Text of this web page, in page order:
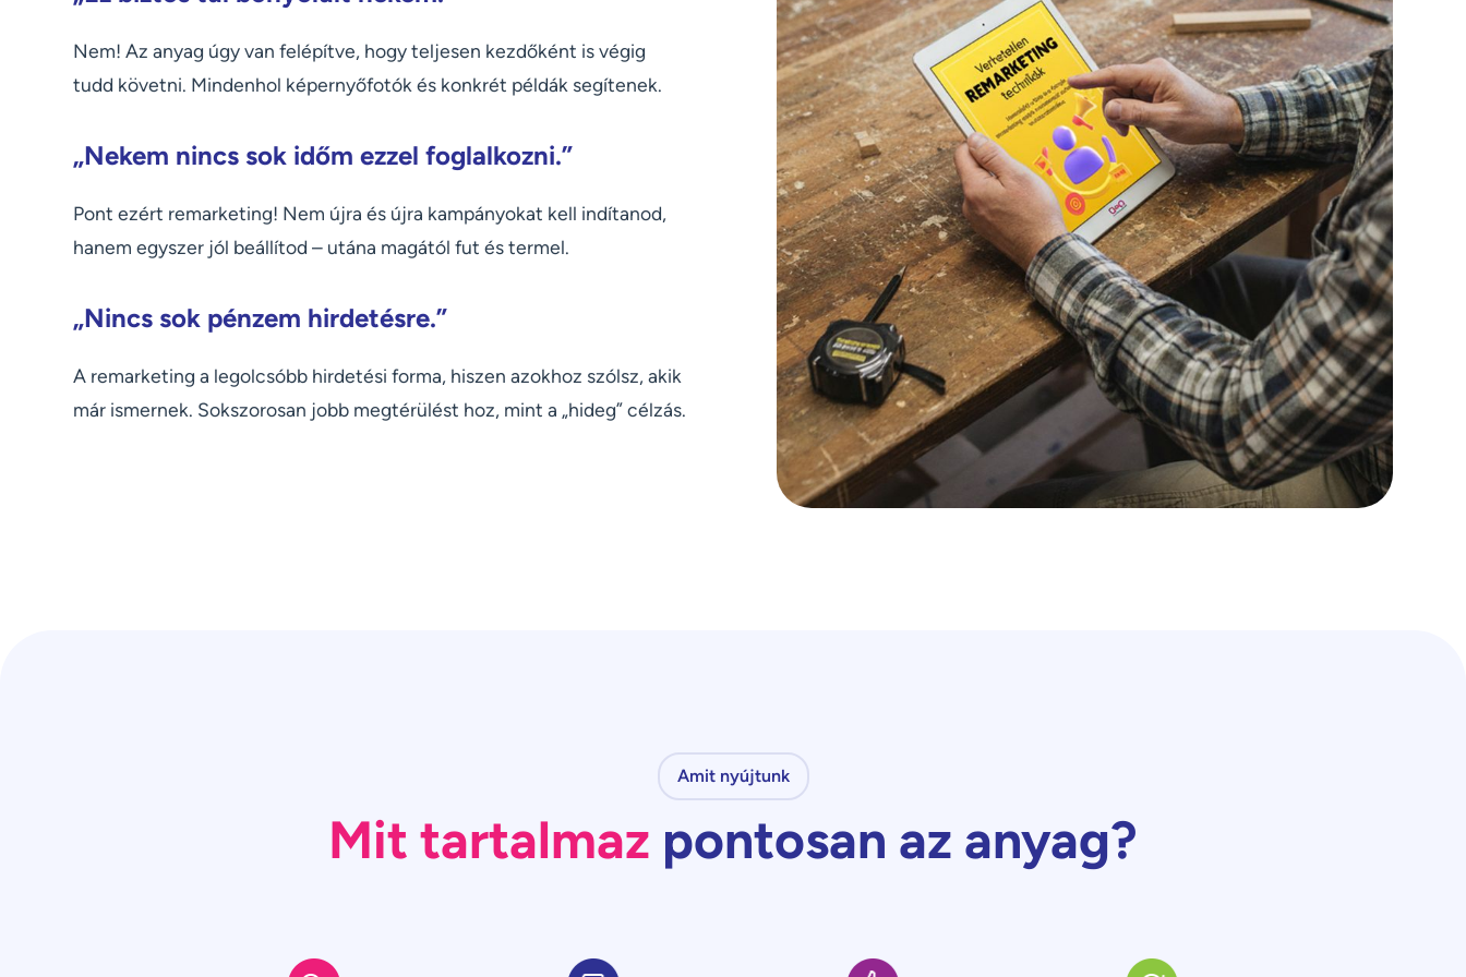
Nem! Az anyag úgy van felépítve, hogy teljesen kezdőként is végig
tudd követni. Mindenhol képernyőfotók és konkrét példák segítenek.
„Nekem nincs sok időm ezzel foglalkozni.”
Pont ezért remarketing! Nem újra és újra kampányokat kell indítanod,
hanem egyszer jól beállítod – utána magától fut és termel.
„Nincs sok pénzem hirdetésre.”
A remarketing a legolcsóbb hirdetési forma, hiszen azokhoz szólsz, akik
már ismernek. Sokszorosan jobb megtérülést hoz, mint a „hideg” célzás.
Amit nyújtunk
Mit tartalmaz pontosan az anyag?